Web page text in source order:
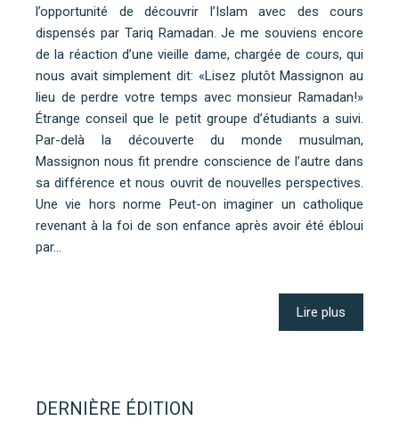
l’opportunité de découvrir l’Islam avec des cours
dispensés par Tariq Ramadan. Je me souviens encore
de la réaction d’une vieille dame, chargée de cours, qui
nous avait simplement dit: «Lisez plutôt Massignon au
lieu de perdre votre temps avec monsieur Ramadan!»
Étrange conseil que le petit groupe d’étudiants a suivi.
Par-delà la découverte du monde musulman,
Massignon nous fit prendre conscience de l’autre dans
sa différence et nous ouvrit de nouvelles perspectives.
Une vie hors norme Peut-on imaginer un catholique
revenant à la foi de son enfance après avoir été ébloui
par…
Lire plus
DERNIÈRE ÉDITION